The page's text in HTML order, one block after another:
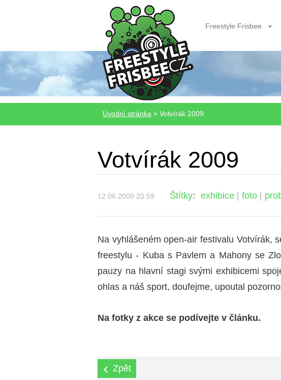
Freestyle Frisbee
Úvodní stránka > Votvírák 2009
Votvírák 2009
12.06.2009 20:59 Štítky: exhibice foto
Na vyhlášeném open-air festivalu Votvírák,
freestylu - Kuba s Pavlem a Mahony se
pauzy na hlavní stagi svými exhibicemi
ohlas a náš sport, doufejme, upoutal
Na fotky z akce se podívejte v článku.
Zpět